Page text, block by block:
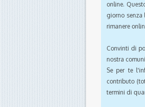
online.
giorno senza
rimanere
Convinti di
nostra
Se per te
contributo
termini di